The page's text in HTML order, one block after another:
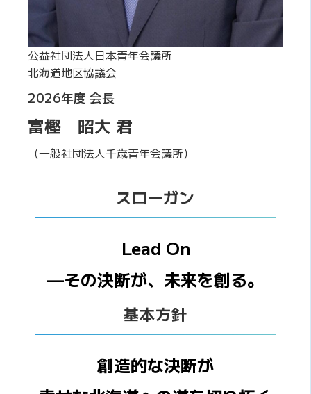
公益社団法人日本青年会議所
北海道地区協議会
2026年度 会長
富樫 昭大 君
（一般社団法人千歳青年会議所）
スローガン
Lead On
—その決断が、未来を創る。
基本方針
創造的な決断が